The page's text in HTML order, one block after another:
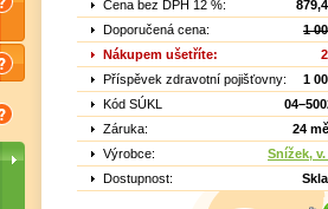
Cena bez DPH 12 %:
Doporučená cena:
1
Nákupem ušetříte:
Příspěvek zdravotní pojišťovny:
1
Kód SÚKL
Záruka:
24
Výrobce:
Snížek,
Dostupnost: